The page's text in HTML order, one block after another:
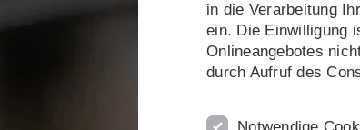
in die Verarbeitung
ein. Die Einwilligung
Onlineangebotes
durch Aufruf des
Notwendige